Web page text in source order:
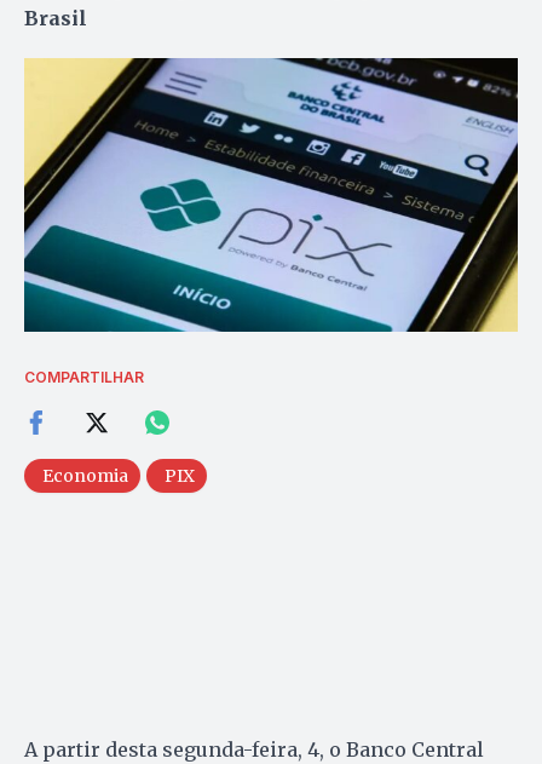
Brasil
COMPARTILHAR
Economia PIX
A partir desta segunda-feira, 4, o Banco Central